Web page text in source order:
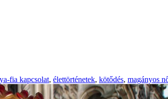
fia kapcsolat, élettörténetek, kötődés, magányos